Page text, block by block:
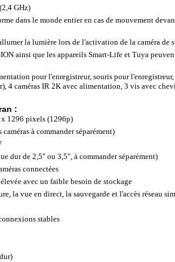
GHz)
dans le monde entier en cas de mouvement
la lumière lors de l'activation de la caméra de
ainsi que les appareils Smart-Life et Tuya
pour l'enregistreur, souris pour l'enregistreur,
4 caméras IR 2K avec alimentation, 3 vis avec
:
1296 pixels (1296p)
à commander séparément)
dur de 2,5" ou 3,5", à commander séparément)
connectées
avec un faible besoin de stockage
la vue en direct, la sauvegarde et l'accès réseau
stables